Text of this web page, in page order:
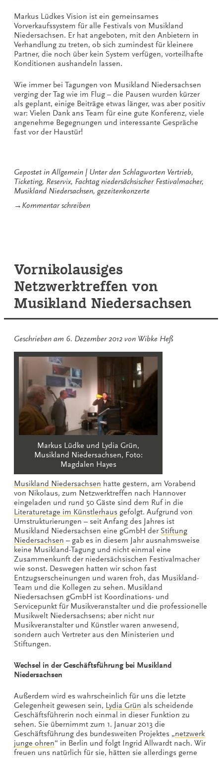
Markus Lüdkes Vision ist ein gemeinsames
Vorverkaufssystem für alle Festivals von Musikland
Niedersachsen. Er hat angeboten, mit den Anbietern in
Verhandlung zu treten, ob sich zumindest für kleinere
Partner, die noch über kein System verfügen, vorteilhafte
Konditionen aushandeln lassen.
Wie immer bei Tagungen von Musikland Niedersachsen
verging der Tag wie im Flug – die Pausen wurden kürzer
als geplant, einige Beiträge etwas länger, was aber positiv
war: Vielen Dank ans Team für eine gute Konferenz, viele
angenehme Begegnungen und interessante Gespräche
fast vor der Haustür!
Gepostet in Allgemein Unter den Schlagworten Vertrieb,
Ticketing, Reservix, Fachtag niedersächsischer Festivalmacher,
Musikland Niedersachsen, gezeitenkonzerte
→ Kommentar schreibenzu
Vornikolausiges
Netzwerktreffen von
Musikland Niedersachsen
Geschrieben am 6. Dezember 2012 von Wibke Heß
Markus Lüdke und Lydia Grün,
Musikland Niedersachsen, Foto:
Magdalen Hayes
Musikland Niedersachsen hatte gestern, am Vorabend
von Nikolaus, zum Netzwerktreffen nach Hannover
eingeladen und rund 50 Gäste sind dem Ruf in die
Literaturetage im Künstlerhaus gefolgt. Aufgrund von
Umstrukturierungen – seit Anfang des Jahres ist
Musikland Niedersachsen eine gGmbH der Stiftung
Niedersachsen – gab es in diesem Jahr ausnahmsweise
keine Musikland-Tagung und nicht einmal eine
Zusammenkunft der niedersächsischen Festivalmacher
wie sonst. Deswegen hatten wir schon fast
Entzugserscheinungen und waren froh, das Musikland-
Team und die Kollegen zu sehen. Musikland
Niedersachsen gGmbH ist Koordinations- und
Servicepunkt für Musikveranstalter und die professionelle
Musikwelt Niedersachsens; aber nicht nur
Musikveranstalter und Künstler waren anwesend,
sondern auch Vertreter aus den Ministerien und
Stiftungen.
Wechsel in der Geschäftsführung bei Musikland
Niedersachsen
Außerdem wird es wahrscheinlich für uns die letzte
Gelegenheit gewesen sein, Lydia Grün als scheidende
Geschäftsführerin noch einmal in dieser Funktion zu
sehen. Sie übernimmt zum 1. Januar 2013 die
Geschäftsführung des bundesweiten Projektes „netzwerk
junge ohren“ in Berlin und folgt Ingrid Allwardt nach. Wir
freuen uns natürlich für sie, hätten sie allerdings gerne